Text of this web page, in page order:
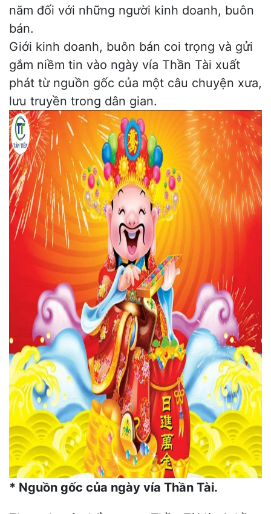
năm đối với những người kinh doanh, buôn
bán.
Giới kinh doanh, buôn bán coi trọng và gửi
gắm niềm tin vào ngày vía Thần Tài xuất
phát từ nguồn gốc của một câu chuyện xưa,
lưu truyền trong dân gian.
* Nguồn gốc của ngày vía Thần Tài.